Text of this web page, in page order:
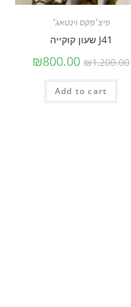
פיצ׳פקס וינטאג׳
J41 שעון קוקייה
₪1,200.00
₪800.00
Add to cart